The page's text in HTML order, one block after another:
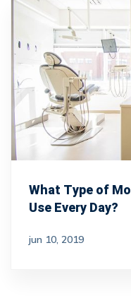
What Type of
Use Every Day?
jun 10, 2019